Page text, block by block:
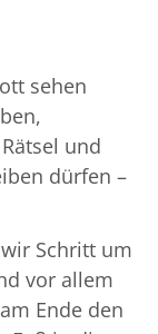
sehen
und
dürfen –
Schritt um
vor allem
Ende den